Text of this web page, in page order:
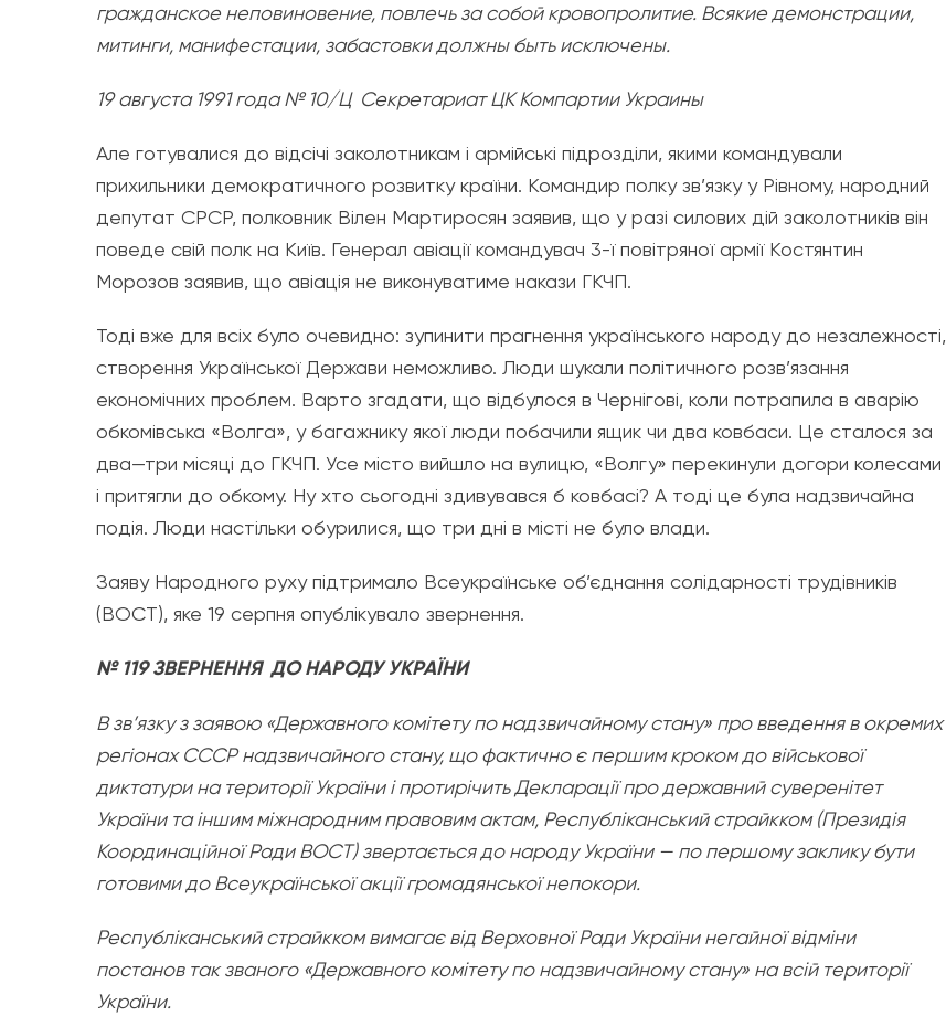
гражданское неповиновение, повлечь за собой кровопролитие. Всякие демонстрации,
митинги, манифестации, забастовки должны быть исключены.
19 августа 1991 года № 10/Ц Секретариат ЦК Компартии Украины
Але готувалися до відсічі заколотникам і армійські підрозділи, якими командували
прихильники демократичного розвитку країни. Командир полку зв’язку у Рівному, народний
депутат СРСР, полковник Вілен Мартиросян заявив, що у разі силових дій заколотників він
поведе свій полк на Київ. Генерал авіації командувач 3-ї повітряної армії Костянтин
Морозов заявив, що авіація не виконуватиме накази ГКЧП.
Тоді вже для всіх було очевидно: зупинити прагнення українського народу до незалежності,
створення Української Держави неможливо. Люди шукали політичного розв’язання
економічних проблем. Варто згадати, що відбулося в Чернігові, коли потрапила в аварію
обкомівська «Волга», у багажнику якої люди побачили ящик чи два ковбаси. Це сталося за
два—три місяці до ГКЧП. Усе місто вийшло на вулицю, «Волгу» перекинули догори колесами
і притягли до обкому. Ну хто сьогодні здивувався б ковбасі? А тоді це була надзвичайна
подія. Люди настільки обурилися, що три дні в місті не було влади.
Заяву Народного руху підтримало Всеукраїнське об’єднання солідарності трудівників
(ВОСТ), яке 19 серпня опублікувало звернення.
№ 119 ЗВЕРНЕННЯ ДО НАРОДУ УКРАЇНИ
В зв’язку з заявою «Державного комітету по надзвичайному стану» про введення в окремих
регіонах СССР надзвичайного стану, що фактично є першим кроком до військової
диктатури на території України і протирічить Декларації про державний суверенітет
України та іншим міжнародним правовим актам, Республіканський страйкком (Президія
Координаційної Ради ВОСТ) звертається до народу України — по першому заклику бути
готовими до Всеукраїнської акції громадянської непокори.
Республіканський страйкком вимагає від Верховної Ради України негайної відміни
постанов так званого «Державного комітету по надзвичайному стану» на всій території
України.